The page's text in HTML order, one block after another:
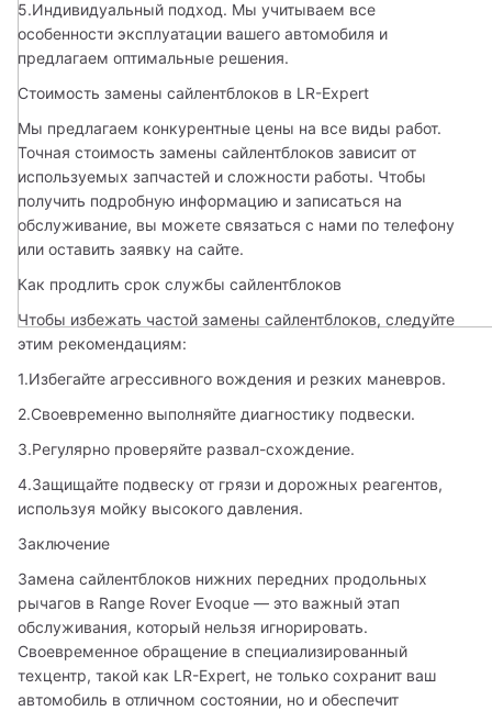
5.Индивидуальный подход. Мы учитываем все
особенности эксплуатации вашего автомобиля и
предлагаем оптимальные решения.
Стоимость замены сайлентблоков в LR-Expert
Мы предлагаем конкурентные цены на все виды работ.
Точная стоимость замены сайлентблоков зависит от
используемых запчастей и сложности работы. Чтобы
получить подробную информацию и записаться на
обслуживание, вы можете связаться с нами по телефону
или оставить заявку на сайте.
Как продлить срок службы сайлентблоков
Чтобы избежать частой замены сайлентблоков, следуйте
этим рекомендациям:
1.Избегайте агрессивного вождения и резких маневров.
2.Своевременно выполняйте диагностику подвески.
3.Регулярно проверяйте развал-схождение.
4.Защищайте подвеску от грязи и дорожных реагентов,
используя мойку высокого давления.
Заключение
Замена сайлентблоков нижних передних продольных
рычагов в Range Rover Evoque — это важный этап
обслуживания, который нельзя игнорировать.
Своевременное обращение в специализированный
техцентр, такой как LR-Expert, не только сохранит ваш
автомобиль в отличном состоянии, но и обеспечит